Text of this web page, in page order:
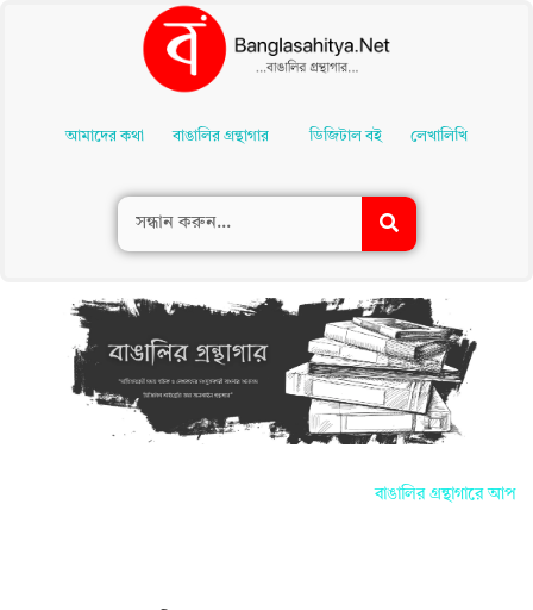
Contentআমাদের কথা বাঙালির গ্রন্থাগার ডিজিটাল বই লেখালিখি
বাঙালির গ্রন্থাগারে